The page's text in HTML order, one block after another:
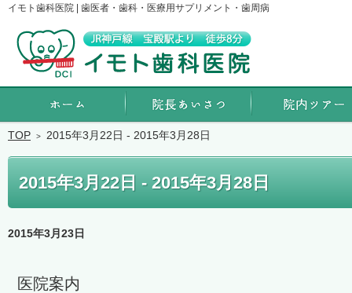
2015年3月22日 - 2015年3月28日
イモト歯科医院 | 歯医者・歯科・医療用サプリメント・歯周病
2015年3月23日
医院案内
ホーム 院長あいさつ
TOP 2015年3月22日 - 2015年3月28日